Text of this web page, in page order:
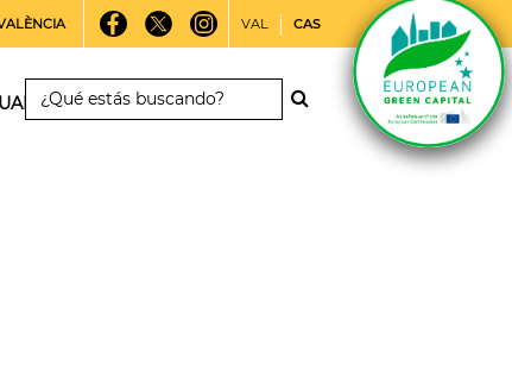
VAL CAS